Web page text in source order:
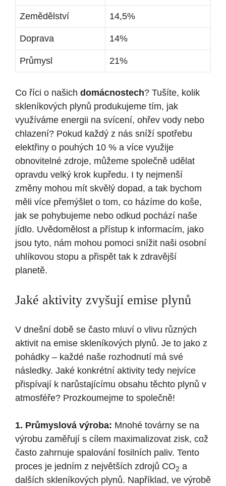
Zemědělství 14,5%
Doprava 14%
Průmysl 21%
Co říci o našich domácnostech? Tušíte, kolik
skleníkových plynů produkujeme tím, jak
využíváme energii na svícení, ohřev vody nebo
chlazení? Pokud každý z nás sníží spotřebu
elektřiny o pouhých 10 % a více využije
obnovitelné zdroje, můžeme společně udělat
opravdu velký krok kupředu. I ty nejmenší
změny mohou mít skvělý dopad, a tak bychom
měli více přemýšlet o tom, co házíme do koše,
jak se pohybujeme nebo odkud pochází naše
jídlo. Uvědomělost a přístup k informacím, jako
jsou tyto, nám mohou pomoci snížit naši osobní
uhlíkovou stopu a přispět tak k zdravější
planetě.
Jaké aktivity zvyšují emise plynů
V dnešní době se často mluví o vlivu různých
aktivit na emise skleníkových plynů. Je to jako z
pohádky – každé naše rozhodnutí má své
následky. Jaké konkrétní aktivity tedy nejvíce
přispívají k narůstajícímu obsahu těchto plynů v
atmosféře? Prozkoumejme to společně!
1. Průmyslová výroba: Mnohé továrny se na
výrobu zaměřují s cílem maximalizovat zisk, což
často zahrnuje spalování fosilních paliv. Tento
proces je jedním z největších zdrojů CO2 a
dalších skleníkových plynů. Například, ve výrobě